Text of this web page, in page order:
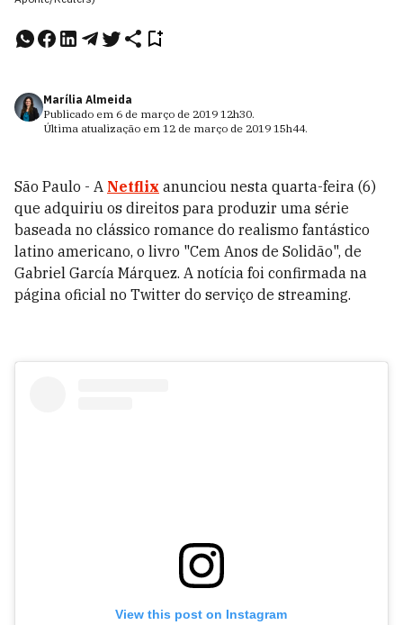
Marília Almeida
Publicado em 6 de março de 2019 12h30.
Última atualização em 12 de março de 2019 15h44.
São Paulo - A Netflix anunciou nesta quarta-feira (6)
que adquiriu os direitos para produzir uma série
baseada no clássico romance do realismo fantástico
latino americano, o livro "Cem Anos de Solidão", de
Gabriel García Márquez. A notícia foi confirmada na
página oficial no Twitter do serviço de streaming.
View this post on Instagram